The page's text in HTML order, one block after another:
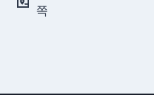
쪽